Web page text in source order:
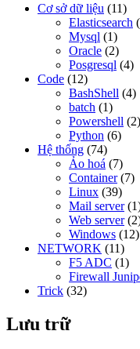
Cơ sở dữ liệu (11)
Elasticsearch
Mysql (1)
Oracle (2)
Posgresql (4)
Code (12)
BashShell (4)
batch (1)
Powershell (2)
Python (6)
Hệ thống (74)
Ảo hoá (7)
Container(7)
Linux (39)
Mail server
Web server
Windows (12)
NETWORK (11)
F5 ADC (1)
Firewall
Trick (32)
Lưu trữ